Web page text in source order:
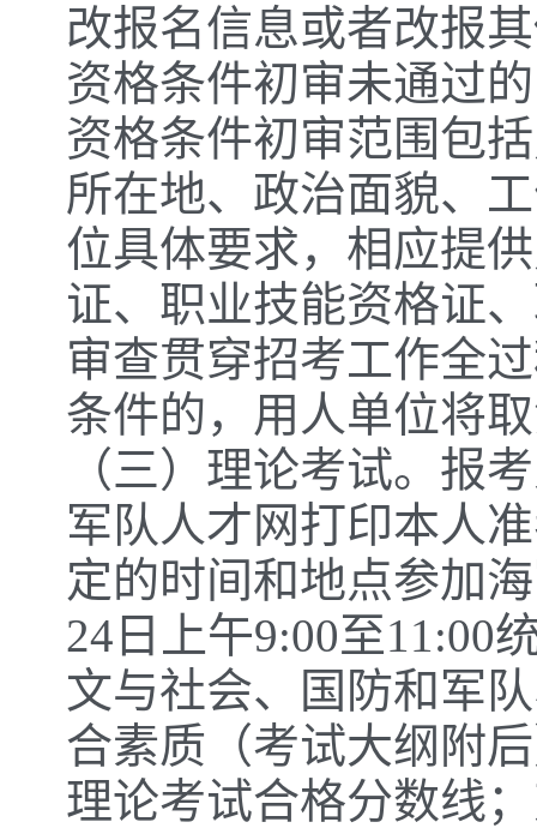
改报名信息或者改报
资格条件初审未通过
资格条件初审范围包
所在地、政治面貌、
位具体要求，相应提
证、职业技能资格证
审查贯穿招考工作全
条件的，用人单位将
（三）理论考试。报
军队人才网打印本人
定的时间和地点参加
24日上午9:00至11:00
文与社会、国防和军
合素质（考试大纲附
理论考试合格分数线